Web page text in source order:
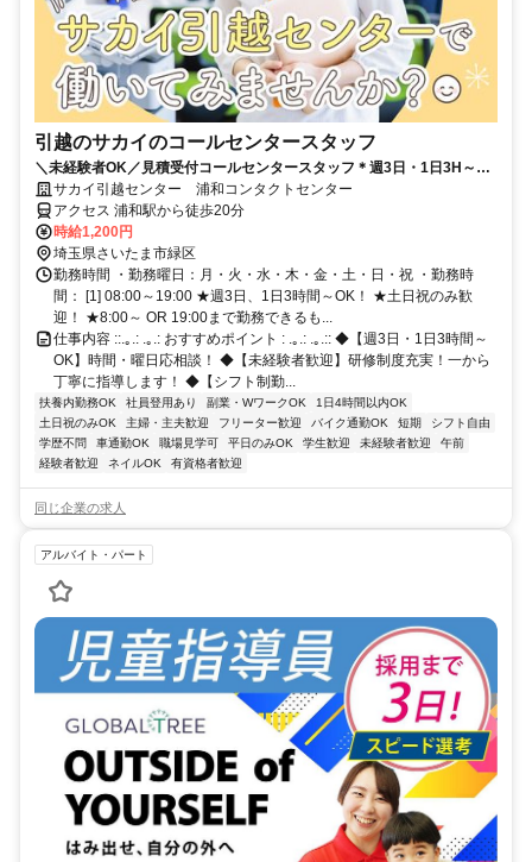
引越のサカイのコールセンタースタッフ
＼未経験者OK／見積受付コールセンタースタッフ＊週3日・1日3H～
OK◎土日祝勤務できる方歓迎♪
サカイ引越センター 浦和コンタクトセンター
アクセス 浦和駅から徒歩20分
時給1,200円
埼玉県さいたま市緑区
勤務時間 ・勤務曜日：月・火・水・木・金・土・日・祝 ・勤務時
間： [1] 08:00～19:00 ★週3日、1日3時間～OK！ ★土日祝のみ歓
迎！ ★8:00～ OR 19:00まで勤務できるも...
仕事内容 ::.｡.: .｡.: おすすめポイント : .｡.: .｡.:: ◆【週3日・1日3時間～
OK】時間・曜日応相談！ ◆【未経験者歓迎】研修制度充実！一から
丁寧に指導します！ ◆【シフト制勤...
扶養内勤務OK 社員登用あり 副業・WワークOK
1日4時間以内OK
土日祝のみOK
主婦・主夫歓迎 フリーター歓迎 バイク通勤OK 短期
シフト自由
学歴不問
車通勤OK 職場見学可 平日のみOK 学生歓迎 未経験者歓迎
午前
経験者歓迎
ネイルOK 有資格者歓迎
同じ企業の求人
アルバイト・パート